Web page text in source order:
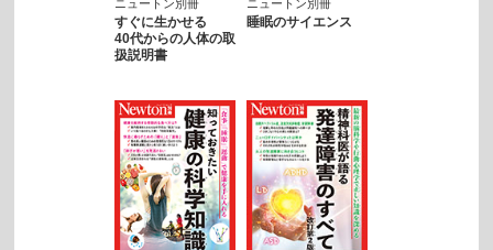
ニュートン別冊
すぐに生かせる
40代からの人体の取
扱説明書
ニュートン別冊
睡眠のサイエンス